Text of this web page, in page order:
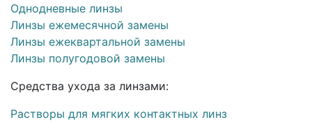
Однодневные линзы
Линзы ежемесячной замены
Линзы ежеквартальной замены
Линзы полугодовой замены
Средства ухода за линзами:
Растворы для мягких контактных линз